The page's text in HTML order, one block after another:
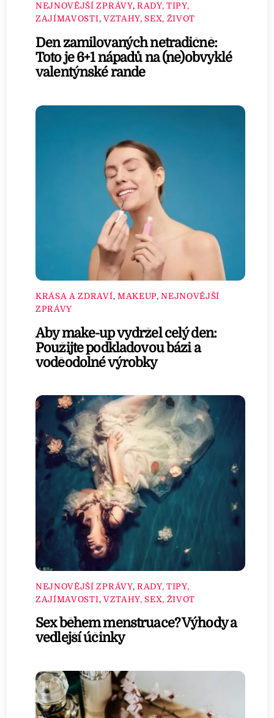
NEJNOVĚJŠÍ ZPRÁVY, RADY, TIPY,
ZAJÍMAVOSTI, VZTAHY, SEX, ŽIVOT
Den zamilovaných netradičně:
Toto je 6+1 nápadů na (ne)obvyklé
valentýnské rande
KRÁSA A ZDRAVÍ, MAKEUP,NEJNOVĚJŠÍ
ZPRÁVY
Aby make-up vydržel celý den:
Použijte podkladovou bázi a
voděodolné výrobky
NEJNOVĚJŠÍ ZPRÁVY, RADY, TIPY,
ZAJÍMAVOSTI, VZTAHY, SEX, ŽIVOT
Sex během menstruace? Výhody a
vedlejší účinky